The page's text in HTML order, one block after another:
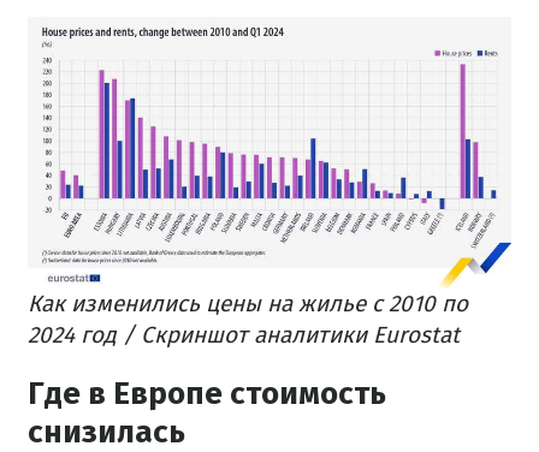
Как изменились цены на жилье с 2010 по
2024 год / Скриншот аналитики Eurostat
Где в Европе стоимость
снизилась